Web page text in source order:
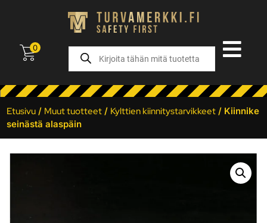
0
Etusivu / Muut tuotteet / Kylttien kiinnitystarvikkeet / Kiinnike
seinästä alaspäin